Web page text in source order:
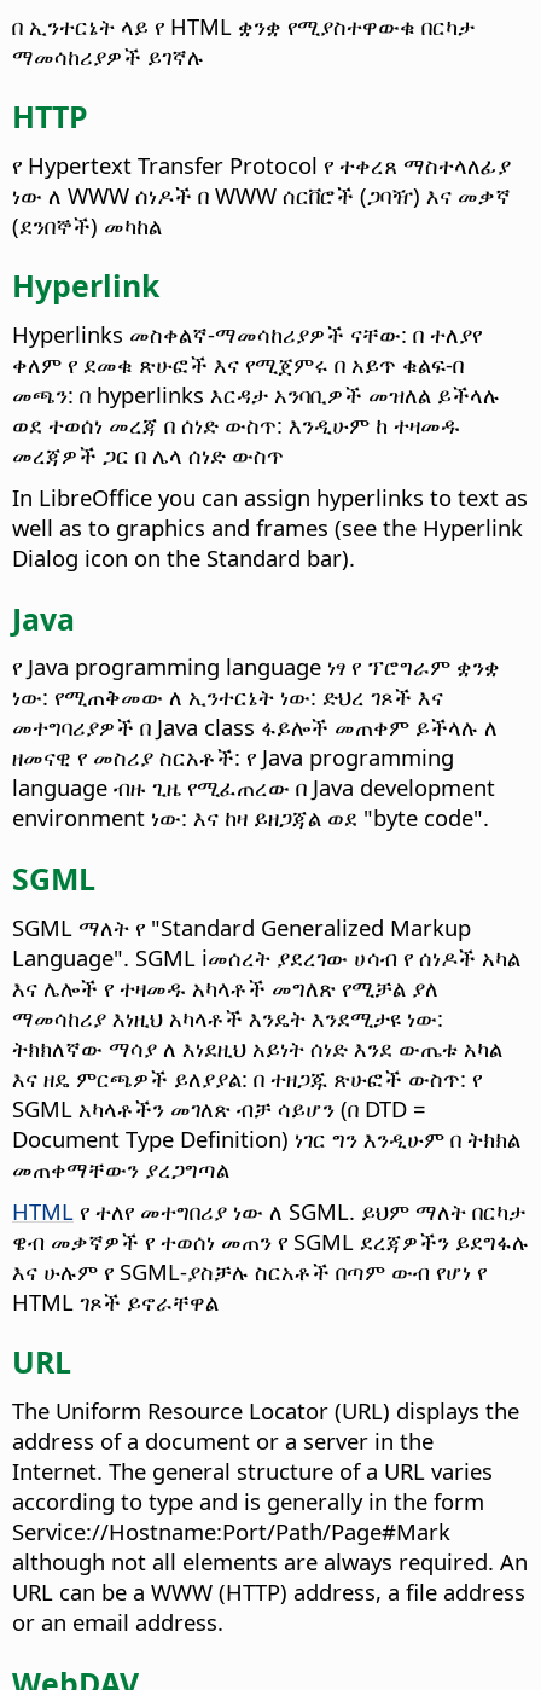
በ ኢንተርኔት ላይ የ HTML ቋንቋ የሚያስተዋውቁ በርካታ
ማመሳከሪያዎች ይገኛሉ
HTTP
የ Hypertext Transfer Protocol የ ተቀረጸ ማስተላለፊያ
ነው ለ WWW ሰነዶች በ WWW ሰርቨሮች (ጋባዥ) እና መቃኛ
(ደንበኞች) መካከል
Hyperlink
Hyperlinks መስቀልኛ-ማመሳከሪያዎች ናቸው: በ ተለያየ
ቀለም የ ደመቁ ጽሁፎች እና የሚጀምሩ በ አይጥ ቁልፍ-በ
መጫን: በ hyperlinks እርዳታ አንባቢዎች መዝለል ይችላሉ
ወደ ተወሰነ መረጃ በ ሰነድ ውስጥ: እንዲሁም ከ ተዛመዱ
መረጃዎች ጋር በ ሌላ ሰነድ ውስጥ
In LibreOffice you can assign hyperlinks to text as
well as to graphics and frames (see the Hyperlink
Dialog icon on the Standard bar).
Java
የ Java programming language ነፃ የ ፕሮግራም ቋንቋ
ነው: የሚጠቅመው ለ ኢንተርኔት ነው: ድህረ ገጾች እና
መተግባሪያዎች በ Java class ፋይሎች መጠቀም ይችላሉ ለ
ዘመናዊ የ መስሪያ ስርአቶች: የ Java programming
language ብዙ ጊዜ የሚፈጠረው በ Java development
environment ነው: እና ከዛ ይዘጋጃል ወደ "byte code".
SGML
SGML ማለት የ "Standard Generalized Markup
Language". SGML iመሰረት ያደረገው ሀሳብ የ ሰነዶች አካል
እና ሌሎች የ ተዛመዱ አካላቶች መግለጽ የሚቻል ያለ
ማመሳከሪያ እነዚህ አካላቶች እንዴት እንደሚታዩ ነው:
ትክክለኛው ማሳያ ለ እነደዚህ አይነት ሰነድ እንደ ውጤቱ አካል
እና ዘዴ ምርጫዎች ይለያያል: በ ተዘጋጁ ጽሁፎች ውስጥ: የ
SGML አካላቶችን መገለጽ ብቻ ሳይሆን (በ DTD =
Document Type Definition) ነገር ግን እንዲሁም በ ትክክል
መጠቀማቸውን ያረጋግጣል
HTML የ ተለየ መተግበሪያ ነው ለ SGML. ይህም ማለት በርካታ
ዌብ መቃኛዎች የ ተወሰነ መጠን የ SGML ደረጃዎችን ይደግፋሉ
እና ሁሉም የ SGML-ያስቻሉ ስርአቶች በጣም ውብ የሆነ የ
HTML ገጾች ይኖራቸዋል
URL
The Uniform Resource Locator (URL) displays the
address of a document or a server in the
Internet. The general structure of a URL varies
according to type and is generally in the form
Service://Hostname:Port/Path/Page#Mark
although not all elements are always required. An
URL can be a WWW (HTTP) address, a file address
or an email address.